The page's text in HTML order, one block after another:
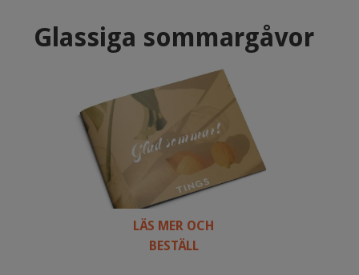
Glassiga sommargåvor
LÄS MER OCH
BESTÄLL